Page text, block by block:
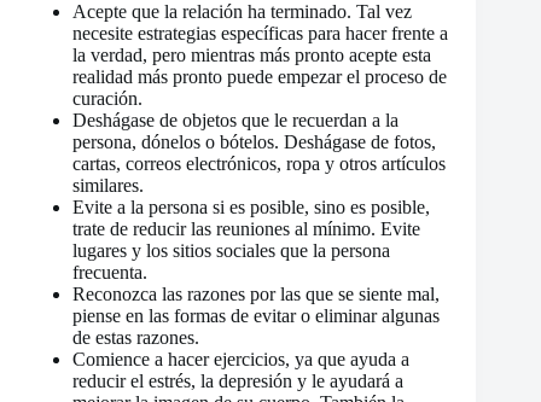
Acepte que la relación ha terminado. Tal vez
necesite estrategias específicas para hacer frente a
la verdad, pero mientras más pronto acepte esta
realidad más pronto puede empezar el proceso de
curación.
Deshágase de objetos que le recuerdan a la
persona, dónelos o bótelos. Deshágase de fotos,
cartas, correos electrónicos, ropa y otros artículos
similares.
Evite a la persona si es posible, sino es posible,
trate de reducir las reuniones al mínimo. Evite
lugares y los sitios sociales que la persona
frecuenta.
Reconozca las razones por las que se siente mal,
piense en las formas de evitar o eliminar algunas
de estas razones.
Comience a hacer ejercicios, ya que ayuda a
reducir el estrés, la depresión y le ayudará a